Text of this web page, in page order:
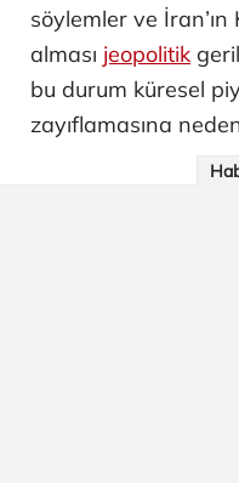
söylemler ve
alması jeopolitik
bu durum küresel
zayıflamasına